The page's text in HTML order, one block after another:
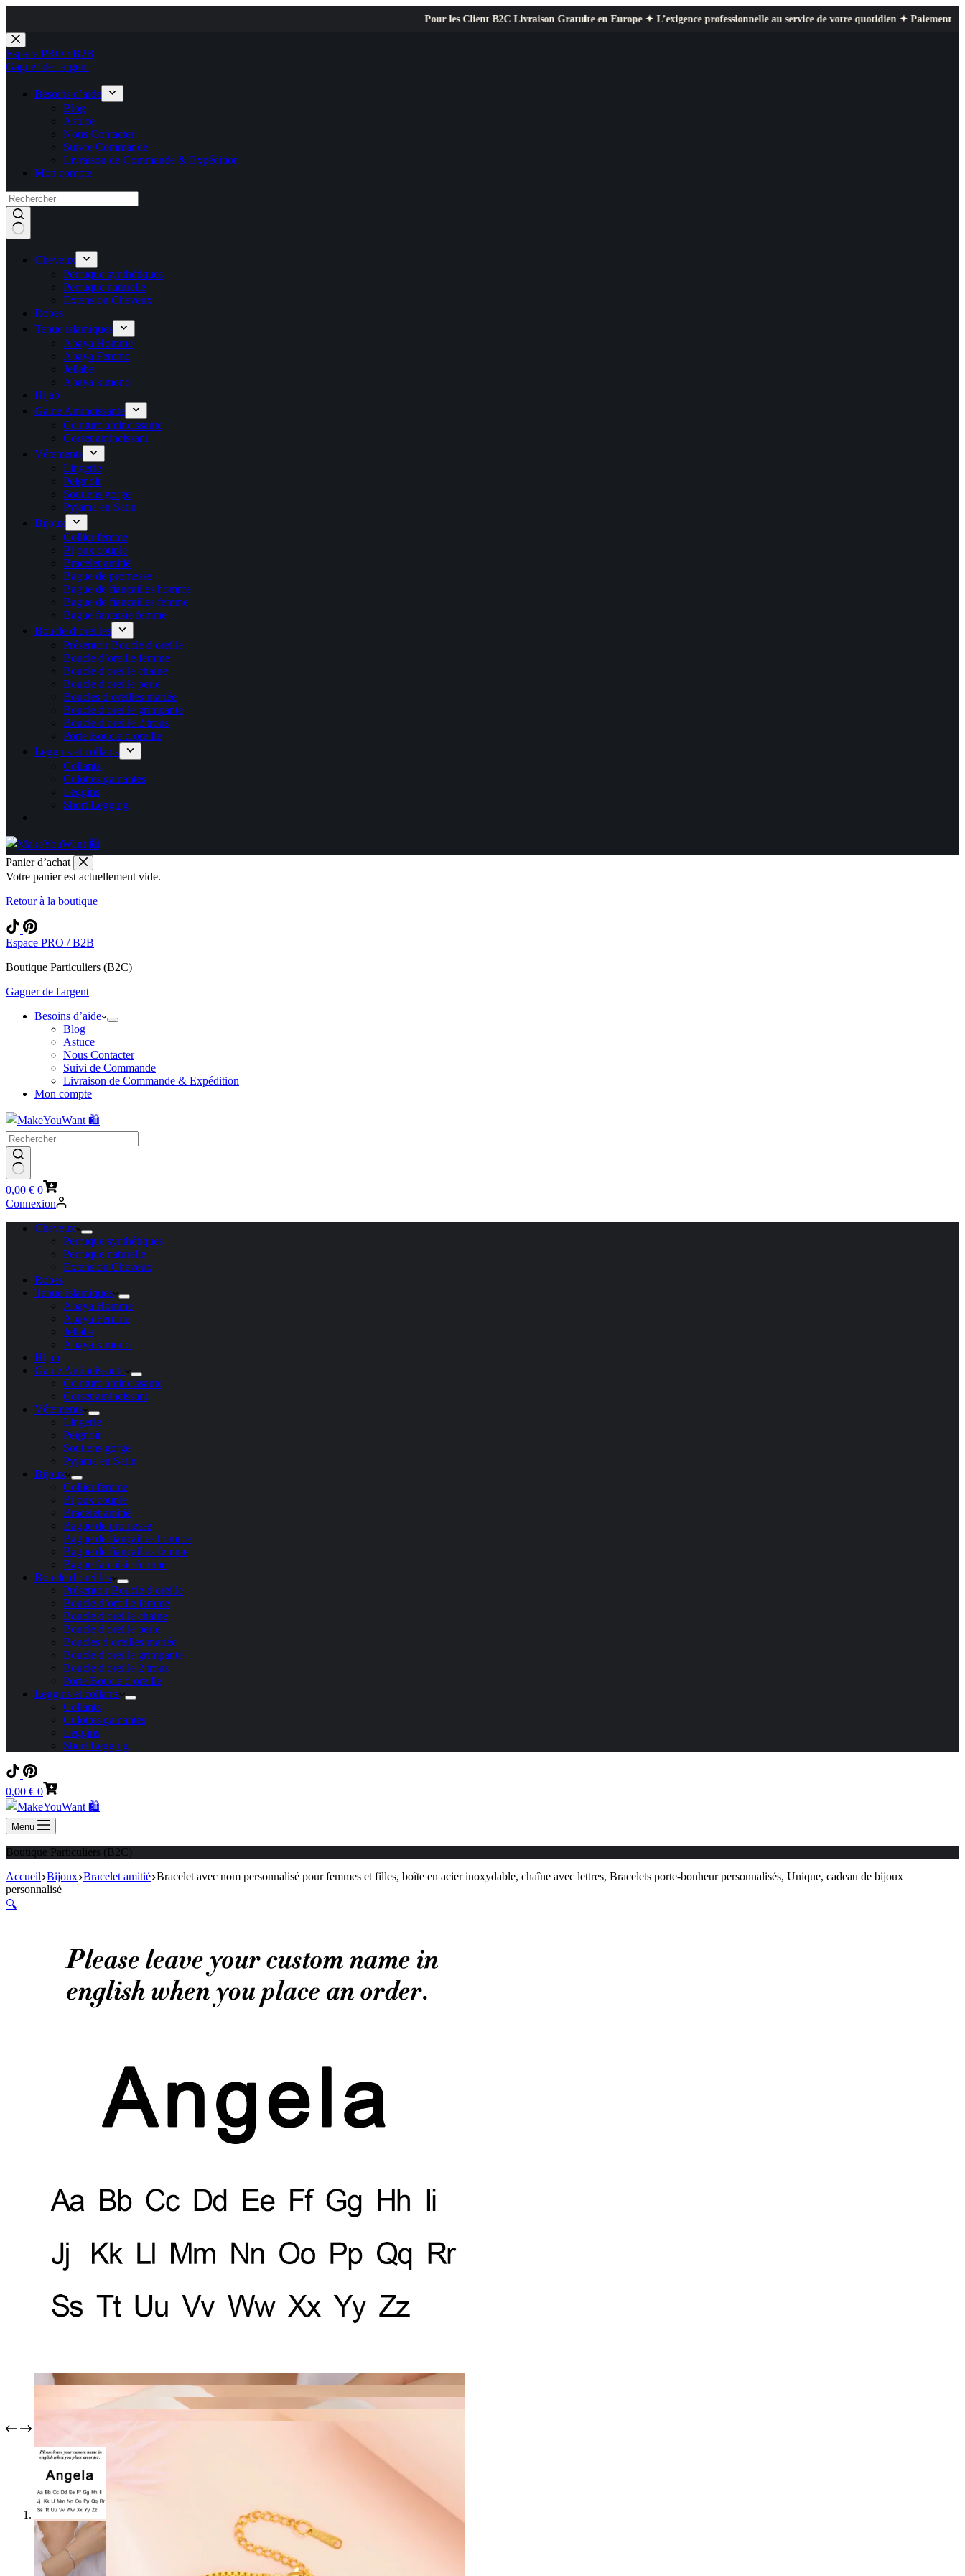
Pour les Client B2C Livraison Gratuite en Europe ✦ L’exigence professionnelle au service de votre quotidien ✦ Paiement sécurisé ✦
Passer
au
contenu
Espace PRO / B2B
Gagner de l'argent
Besoins d’aide
Blog
Astuce
Nous Contacter
Suivre Commande
Livraison de Commande & Expédition
Mon compte
Cheveux
Perruque synthétiques
Perruque naturelle
Extension Cheveux
Robes
Tenue islamiques
Abaya Homme
Abaya Femme
Jellaba
Abaya kimono
Hijab
Gaine Amincissante
Ceinture amincissante
Corset amincissant
Vêtements
Lingerie
Peignoir
Soutiens gorge
Pyjama en Satin
Bijoux
Collier femme
Bijoux couple
Bracelet amitié
Bague de promesse
Bague de fiançailles homme
Bague de fiançailles femme
Bague fantaisie femme
Boucle d’oreilles
Présentoir Boucle d oreille
Boucle d’oreille femme
Boucle d oreille chaine
Boucle d oreille perle
Boucles d oreilles mariée
Boucle d oreille grimpante
Boucle d oreille 2 trous
Porte Boucle d oreille
Leggins et collants
Collants
Culottes gainantes
Leggins
Short Legging
Panier d’achat
Votre panier est actuellement vide.
Retour à la boutique
Espace PRO / B2B
Boutique Particuliers (B2C)
Gagner de l'argent
Besoins d’aide
Blog
Astuce
Nous Contacter
Suivi de Commande
Livraison de Commande & Expédition
Mon compte
Panier
d’achat
0,00 € 0
Connexion
Cheveux
Perruque synthétiques
Perruque naturelle
Extension Cheveux
Robes
Tenue islamiques
Abaya Homme
Abaya Femme
Jellaba
Abaya kimono
Hijab
Gaine Amincissante
Ceinture amincissante
Corset amincissant
Vêtements
Lingerie
Peignoir
Soutiens gorge
Pyjama en Satin
Bijoux
Collier femme
Bijoux couple
Bracelet amitié
Bague de promesse
Bague de fiançailles homme
Bague de fiançailles femme
Bague fantaisie femme
Boucle d’oreilles
Présentoir Boucle d oreille
Boucle d’oreille femme
Boucle d oreille chaine
Boucle d oreille perle
Boucles d oreilles mariée
Boucle d oreille grimpante
Boucle d oreille 2 trous
Porte Boucle d oreille
Leggins et collants
Collants
Culottes gainantes
Leggins
Short Legging
Panier
d’achat
0,00 € 0
Menu
Boutique Particuliers (B2C)
Accueil Bijoux Bracelet amitié Bracelet avec nom personnalisé pour femmes et filles, boîte en acier inoxydable, chaîne avec lettres, Bracelets porte-bonheur personnalisés, Unique, cadeau de bijoux
personnalisé
🔍